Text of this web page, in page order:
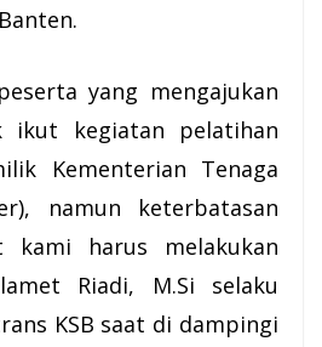
yang mengajukan
ikut kegiatan pelatihan
Kementerian Tenaga
namun keterbatasan
kami harus melakukan
Riadi, M.Si selaku
KSB saat di dampingi